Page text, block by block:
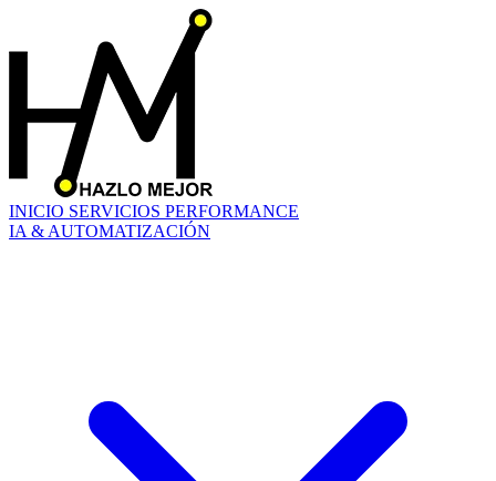
INICIO SERVICIOS PERFORMANCE
IA & AUTOMATIZACIÓN